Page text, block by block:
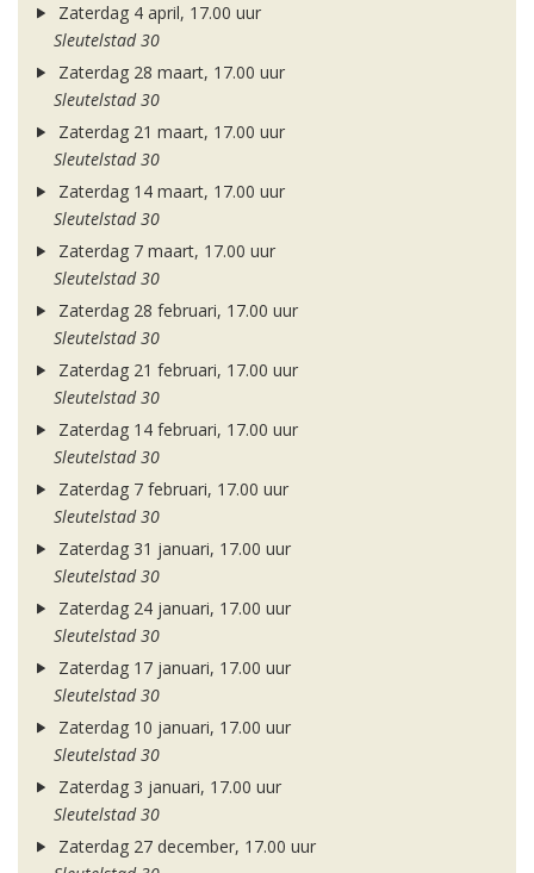
Zaterdag 4 april, 17.00 uur
Sleutelstad 30
Zaterdag 28 maart, 17.00 uur
Sleutelstad 30
Zaterdag 21 maart, 17.00 uur
Sleutelstad 30
Zaterdag 14 maart, 17.00 uur
Sleutelstad 30
Zaterdag 7 maart, 17.00 uur
Sleutelstad 30
Zaterdag 28 februari, 17.00 uur
Sleutelstad 30
Zaterdag 21 februari, 17.00 uur
Sleutelstad 30
Zaterdag 14 februari, 17.00 uur
Sleutelstad 30
Zaterdag 7 februari, 17.00 uur
Sleutelstad 30
Zaterdag 31 januari, 17.00 uur
Sleutelstad 30
Zaterdag 24 januari, 17.00 uur
Sleutelstad 30
Zaterdag 17 januari, 17.00 uur
Sleutelstad 30
Zaterdag 10 januari, 17.00 uur
Sleutelstad 30
Zaterdag 3 januari, 17.00 uur
Sleutelstad 30
Zaterdag 27 december, 17.00 uur